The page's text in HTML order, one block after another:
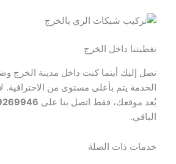
تغطيتنا داخل الخرج
نصل إليك أينما كنت داخل مدينة الخرج
الخدمة يتم بأعلى مستوى من الاحترافية.
بُعد موقعك، فقط اتصل بنا على
الباقي.
خدمات ذات الصلة